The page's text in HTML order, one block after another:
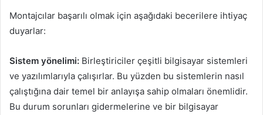
Montajcılar başarılı olmak için aşağıdaki becerilere ihtiyaç
duyarlar:
Sistem yönelimi: Birleştiriciler çeşitli bilgisayar sistemleri
ve yazılımlarıyla çalışırlar. Bu yüzden bu sistemlerin nasıl
çalıştığına dair temel bir anlayışa sahip olmaları önemlidir.
Bu durum sorunları gidermelerine ve bir bilgisayar